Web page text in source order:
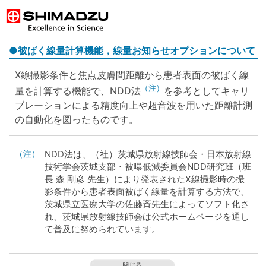
●被ばく線量計算機能，線量お知らせオプションについて
X線撮影条件と焦点皮膚間距離から患者表面の被ばく線
量を計算する機能で、NDD法 （注）
を参考としてキャリ
ブレーションによる精度向上や超音波を用いた距離計測
の自動化を図ったものです。
（注）
NDD法は、（社）茨城県放射線技師会・日本放射線
技術学会茨城支部・被曝低減委員会NDD研究班（班
長 森 剛彦 先生）により発表されたX線撮影時の撮
影条件から患者表面被ばく線量を計算する方法で、
茨城県立医療大学の佐藤斉先生によってソフト化さ
れ、茨城県放射線技師会は公式ホームページを通し
て普及に努められています。